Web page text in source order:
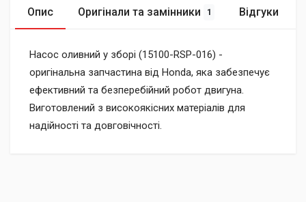
Опис Оригінали та замінники 1 Відгуки
Насос оливний у зборі (15100-RSP-016) -
оригінальна запчастина від Honda, яка забезпечує
ефективний та безперебійний робот двигуна.
Виготовлений з високоякісних матеріалів для
надійності та довговічності.